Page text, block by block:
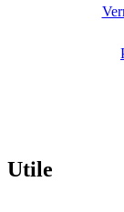
Utile